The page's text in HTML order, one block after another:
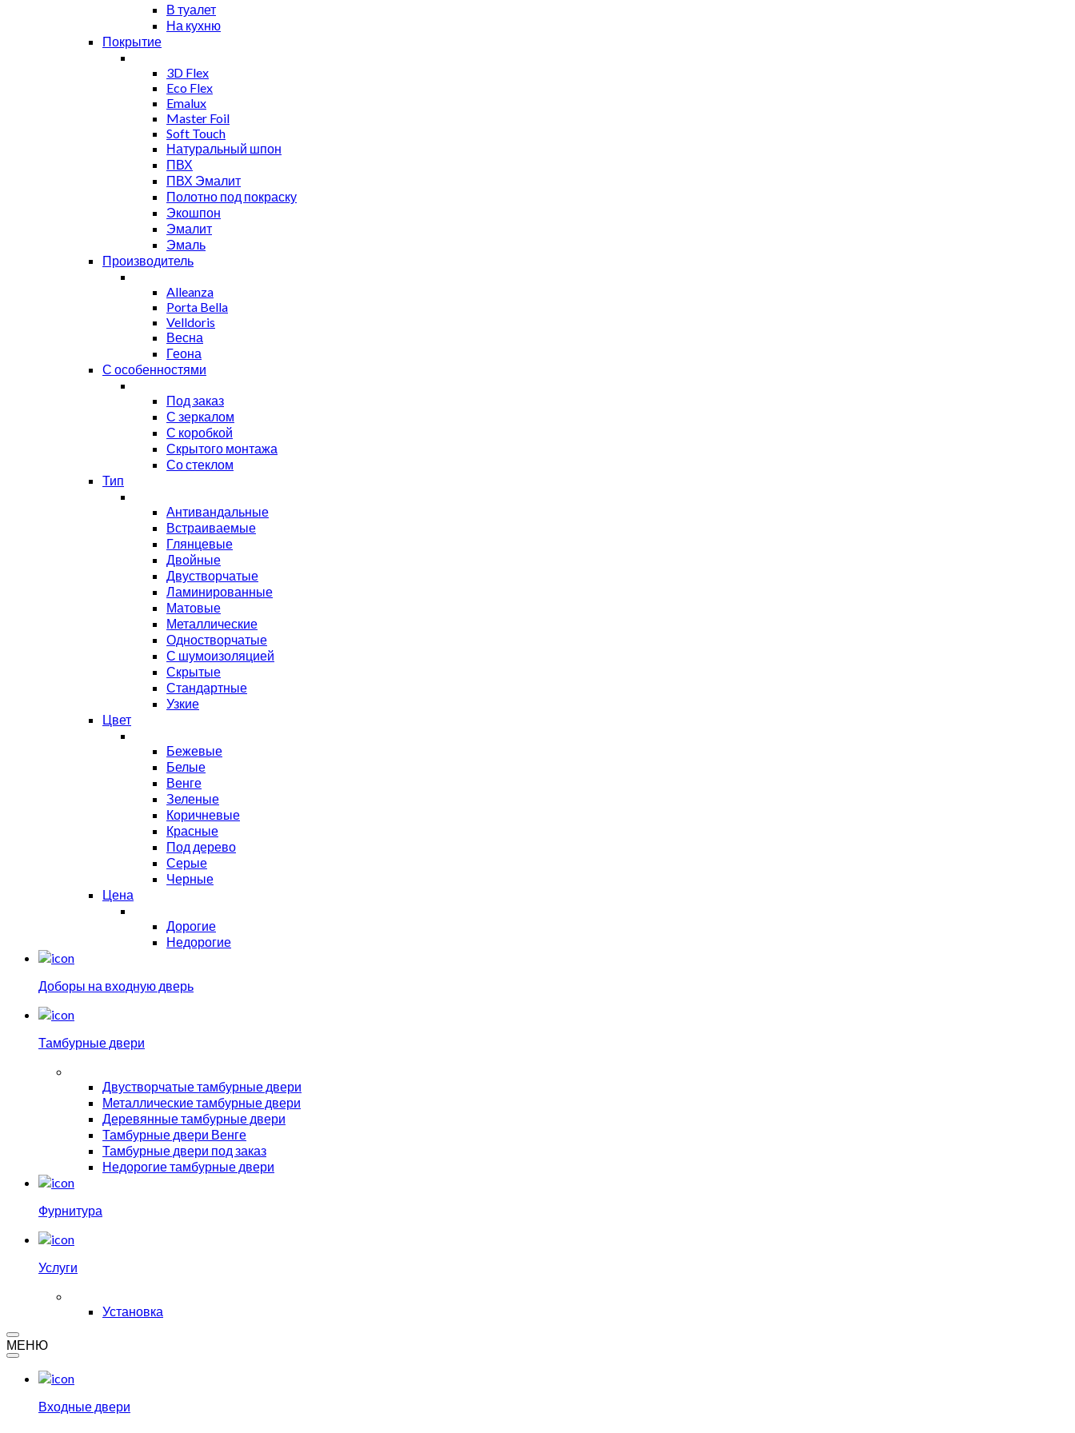
В туалет
На кухню
Покрытие
3D Flex
Eco Flex
Emalux
Master Foil
Soft Touch
Натуральный шпон
ПВХ
ПВХ Эмалит
Полотно под покраску
Экошпон
Эмалит
Эмаль
Производитель
Alleanza
Porta Bella
Velldoris
Весна
Геона
С особенностями
Под заказ
С зеркалом
С коробкой
Скрытого монтажа
Со стеклом
Тип
Антивандальные
Встраиваемые
Глянцевые
Двойные
Двустворчатые
Ламинированные
Матовые
Металлические
Одностворчатые
С шумоизоляцией
Скрытые
Стандартные
Узкие
Цвет
Бежевые
Белые
Венге
Зеленые
Коричневые
Красные
Под дерево
Серые
Черные
Цена
Дорогие
Недорогие
Доборы на входную дверь
Тамбурные двери
Двустворчатые тамбурные двери
Металлические тамбурные двери
Деревянные тамбурные двери
Тамбурные двери Венге
Тамбурные двери под заказ
Недорогие тамбурные двери
Фурнитура
Услуги
Установка
МЕНЮ
Входные двери